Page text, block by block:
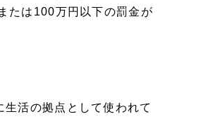
たは100万円以下の罰金が
活の拠点として使われて